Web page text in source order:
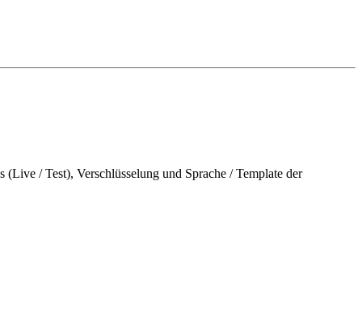
/ Test), Verschlüsselung und Sprache / Template der